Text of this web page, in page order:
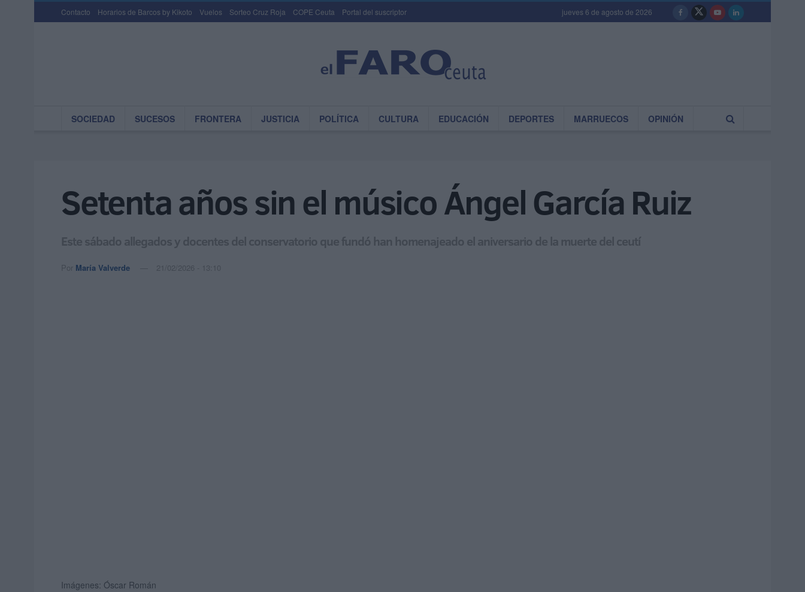
Contacto Horarios de Barcos by Kikoto Vuelos Sorteo Cruz Roja COPE Ceuta Portal del suscriptor jueves 6 de agosto de 2026
SOCIEDAD SUCESOS FRONTERA JUSTICIA POLÍTICA CULTURA EDUCACIÓN DEPORTES MARRUECOS OPINIÓN
Setenta años sin el músico Ángel García Ruiz
Este sábado allegados y docentes del conservatorio que fundó han homenajeado el aniversario de la muerte del ceutí
Por María Valverde 21/02/2026 - 13:10
Imágenes: Óscar Román